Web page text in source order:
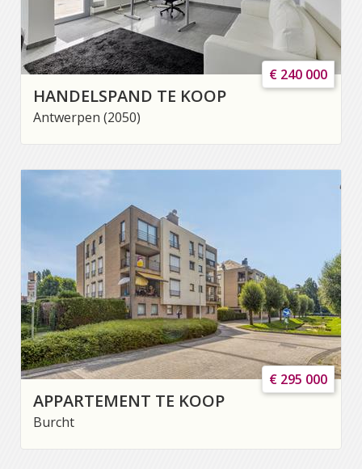
HANDELSPAND TE KOOP
Antwerpen (2050)
€ 240 000
APPARTEMENT TE KOOP
Burcht
€ 295 000